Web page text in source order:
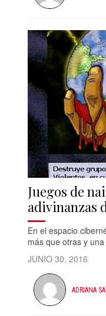
Juegos de
adivinanzas
En el espacio
más que otras y
JUNIO 30, 2016
ADRIANA